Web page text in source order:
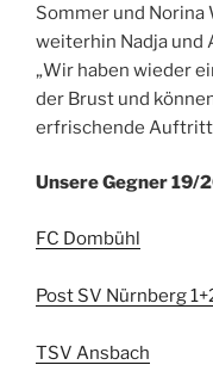
Sommer und Norina
weiterhin Nadja und
„Wir haben wieder
der Brust und
erfrischende
Unsere Gegner 19/
FC Dombühl
Post SV Nürnberg
TSV Ansbach